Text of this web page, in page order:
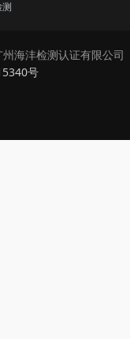
海沣检测认证有限公司
号